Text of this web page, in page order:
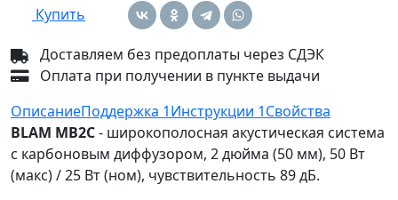
Купить
Доставляем без предоплаты через СДЭК
Оплата при получении в пункте выдачи
ОписаниеПоддержка 1Инструкции 1Свойства
BLAM MB2C- широкополосная акустическая система
с карбоновым диффузором, 2 дюйма (50 мм), 50 Вт
(макс) / 25 Вт (ном), чувствительность 89 дБ.